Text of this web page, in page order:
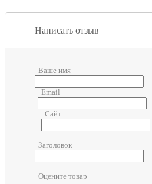
Написать отзыв
Ваше имя
Email
Сайт
Заголовок
Оцените товар